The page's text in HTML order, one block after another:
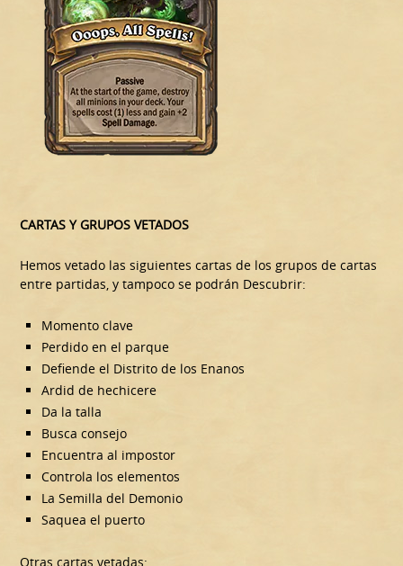
CARTAS Y GRUPOS VETADOS
Hemos vetado las siguientes cartas de los grupos de cartas
entre partidas, y tampoco se podrán Descubrir:
Momento clave
Perdido en el parque
Defiende el Distrito de los Enanos
Ardid de hechicere
Da la talla
Busca consejo
Encuentra al impostor
Controla los elementos
La Semilla del Demonio
Saquea el puerto
Otras cartas vetadas: